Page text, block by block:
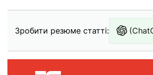
Зробити резюме статті: